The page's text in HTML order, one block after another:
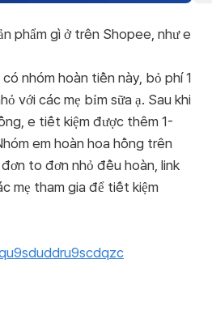
phẩm gì ở trên Shopee, như e
nhóm hoàn tiền này, bỏ phí 1
với các mẹ bỉm sữa ạ. Sau khi
e tiết kiệm được thêm 1-
em hoàn hoa hồng trên
to đơn nhỏ đều hoàn, link
mẹ tham gia để tiết kiệm